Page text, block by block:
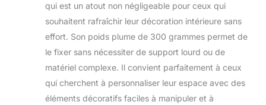
qui est un atout non négligeable pour ceux qui
souhaitent rafraîchir leur décoration intérieure sans
effort. Son poids plume de 300 grammes permet de
le fixer sans nécessiter de support lourd ou de
matériel complexe. Il convient parfaitement à ceux
qui cherchent à personnaliser leur espace avec des
éléments décoratifs faciles à manipuler et à